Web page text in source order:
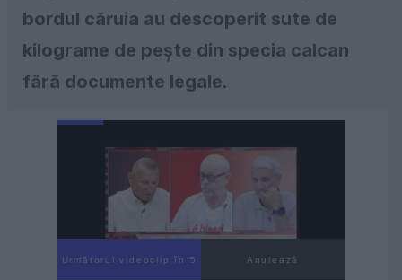
bordul căruia au descoperit sute de
kilograme de peşte din specia calcan
fără documente legale.
Următorul videoclip în 4 Anulează